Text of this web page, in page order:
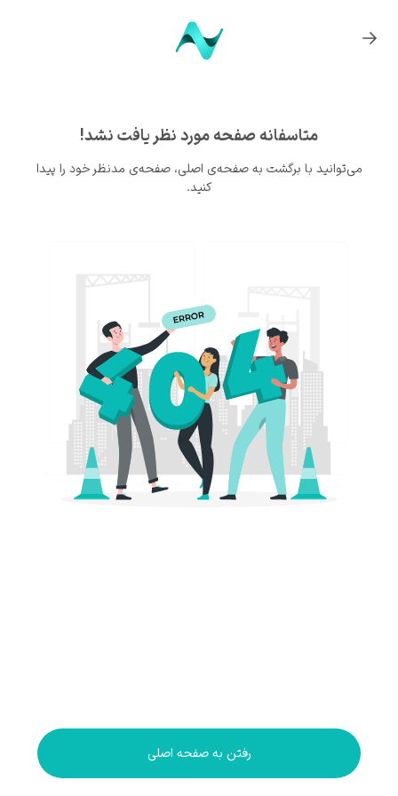
متاسفانه صفحه مورد نظر یافت نشد!
می‌توانید با برگشت به صفحه‌ی اصلی، صفحه‌ی مدنظر خود را پیدا
کنید.
رفتن به صفحه اصلی